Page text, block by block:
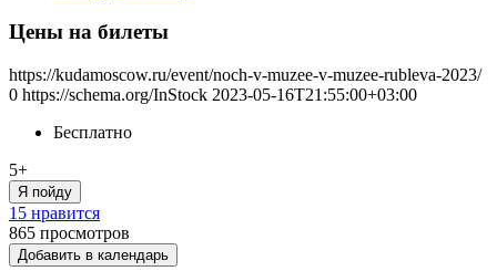
Цены на билеты
https://kudamoscow.ru/event/noch-v-muzee-v-muzee-rubleva-2023/
0 https://schema.org/InStock 2023-05-16T21:55:00+03:00
Бесплатно
5+
Я пойду
15 нравится
865 просмотров
Добавить в календарь